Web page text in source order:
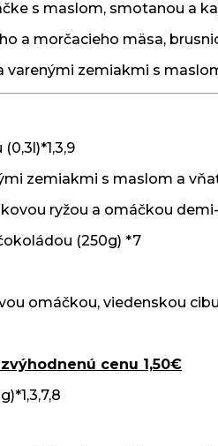
s maslom, smotanou a
a morčacieho mäsa,
zemiakmi s
zemiakmi s maslom a
ryžou a omáčkou
(250g) *7
omáčkou, viedenskou
cenu 1,50€